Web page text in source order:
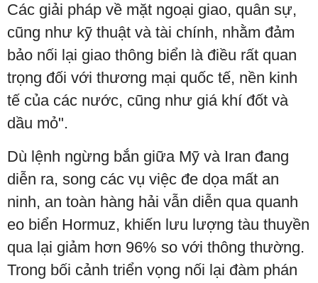
Các giải pháp về mặt ngoại giao, quân sự,
cũng như kỹ thuật và tài chính, nhằm đảm
bảo nối lại giao thông biển là điều rất quan
trọng đối với thương mại quốc tế, nền kinh
tế của các nước, cũng như giá khí đốt và
dầu mỏ".
Dù lệnh ngừng bắn giữa Mỹ và Iran đang
diễn ra, song các vụ việc đe dọa mất an
ninh, an toàn hàng hải vẫn diễn qua quanh
eo biển Hormuz, khiến lưu lượng tàu thuyền
qua lại giảm hơn 96% so với thông thường.
Trong bối cảnh triển vọng nối lại đàm phán